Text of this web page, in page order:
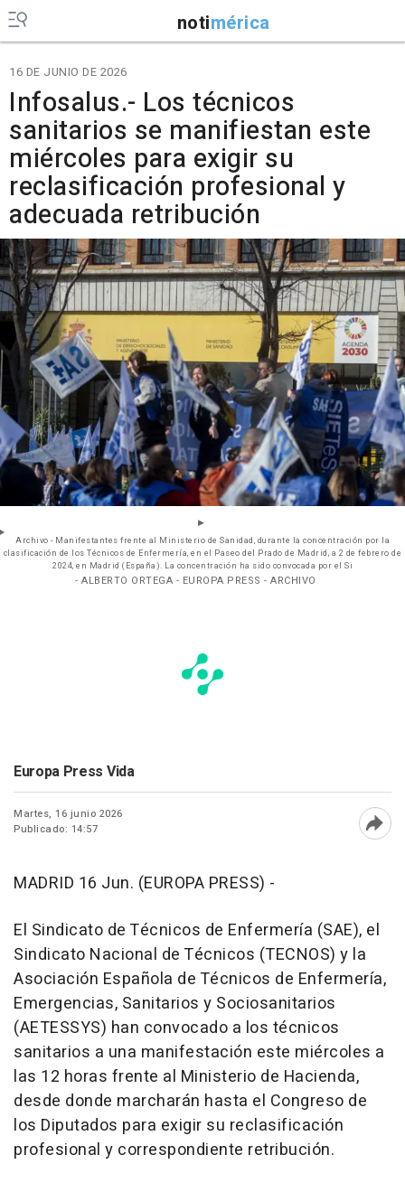
notimérica
16 DE JUNIO DE 2026
Infosalus.- Los técnicos
sanitarios se manifiestan este
miércoles para exigir su
reclasificación profesional y
adecuada retribución
Archivo - Manifestantes frente al Ministerio de Sanidad, durante la concentración por la
clasificación de los Técnicos de Enfermería, en el Paseo del Prado de Madrid, a 2 de febrero de
2024, en Madrid (España). La concentración ha sido convocada por el Si
- ALBERTO ORTEGA - EUROPA PRESS - ARCHIVO
Europa Press Vida
Martes, 16 junio 2026
Publicado: 14:57
MADRID 16 Jun. (EUROPA PRESS) -
El Sindicato de Técnicos de Enfermería (SAE), el
Sindicato Nacional de Técnicos (TECNOS) y la
Asociación Española de Técnicos de Enfermería,
Emergencias, Sanitarios y Sociosanitarios
(AETESSYS) han convocado a los técnicos
sanitarios a una manifestación este miércoles a
las 12 horas frente al Ministerio de Hacienda,
desde donde marcharán hasta el Congreso de
los Diputados para exigir su reclasificación
profesional y correspondiente retribución.